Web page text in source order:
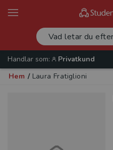
Handlar som:
Privatkund
Hem / Laura Fratiglioni